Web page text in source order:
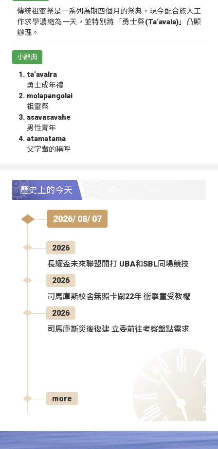
傳統祖靈祭是一系列為期四個月的祭典，現今配合族人工
作求學濃縮為一天，並特別將「勇士祭(Ta‘avala)」凸顯
辦理。
小辭典
ta‘avalra
勇士成年禮
molapangolai
祖靈祭
asavasavahe
男性青年
atamatama
父字輩的稱呼
歷史上的今天
2026/ 08/ 07
2026
長耀盃未來聯盟開打 UBA和SBL同場競技
2026
司馬庫斯校舍無照卡關22年 衝擊童受教權
2026
司馬庫斯災後復建 立委前往考察盤點需求
more